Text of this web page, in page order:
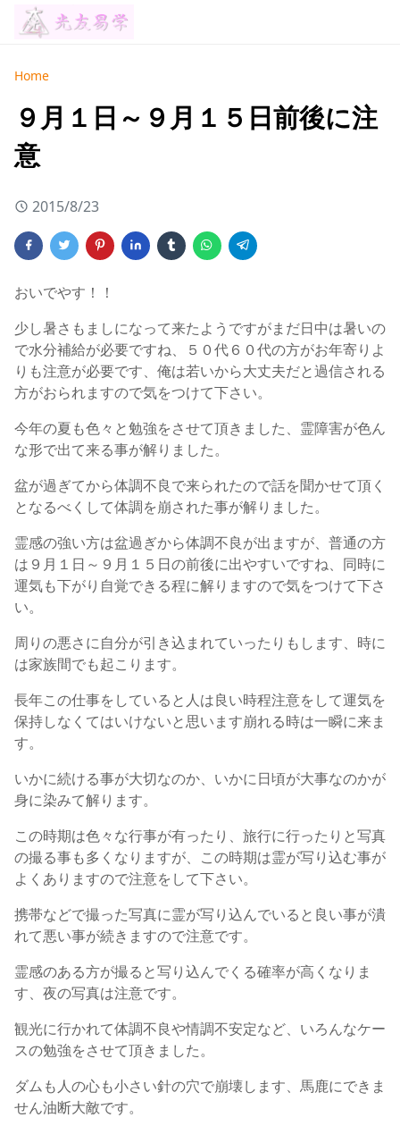
Home
９月１日～９月１５日前後に注
意
2015/8/23
おいでやす！！
少し暑さもましになって来たようですがまだ日中は暑いの
で水分補給が必要ですね、５０代６０代の方がお年寄りよ
りも注意が必要です、俺は若いから大丈夫だと過信される
方がおられますので気をつけて下さい。
今年の夏も色々と勉強をさせて頂きました、霊障害が色ん
な形で出て来る事が解りました。
盆が過ぎてから体調不良で来られたので話を聞かせて頂く
となるべくして体調を崩された事が解りました。
霊感の強い方は盆過ぎから体調不良が出ますが、普通の方
は９月１日～９月１５日の前後に出やすいですね、同時に
運気も下がり自覚できる程に解りますので気をつけて下さ
い。
周りの悪さに自分が引き込まれていったりもします、時に
は家族間でも起こります。
長年この仕事をしていると人は良い時程注意をして運気を
保持しなくてはいけないと思います崩れる時は一瞬に来ま
す。
いかに続ける事が大切なのか、いかに日頃が大事なのかが
身に染みて解ります。
この時期は色々な行事が有ったり、旅行に行ったりと写真
の撮る事も多くなりますが、この時期は霊が写り込む事が
よくありますので注意をして下さい。
携帯などで撮った写真に霊が写り込んでいると良い事が潰
れて悪い事が続きますので注意です。
霊感のある方が撮ると写り込んでくる確率が高くなりま
す、夜の写真は注意です。
観光に行かれて体調不良や情調不安定など、いろんなケー
スの勉強をさせて頂きました。
ダムも人の心も小さい針の穴で崩壊します、馬鹿にできま
せん油断大敵です。